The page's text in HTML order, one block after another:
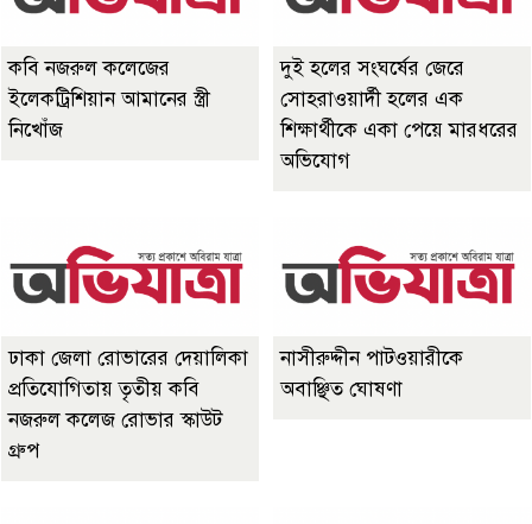
কবি নজরুল কলেজের
ইলেকট্রিশিয়ান আমানের স্ত্রী
নিখোঁজ
দুই হলের সংঘর্ষের জেরে
সোহরাওয়ার্দী হলের এক
শিক্ষার্থীকে একা পেয়ে মারধরের
অভিযোগ
ঢাকা জেলা রোভারের দেয়ালিকা
প্রতিযোগিতায় তৃতীয় কবি
নজরুল কলেজ রোভার স্কাউট
গ্রুপ
নাসীরুদ্দীন পাটওয়ারীকে
অবাঞ্ছিত ঘোষণা